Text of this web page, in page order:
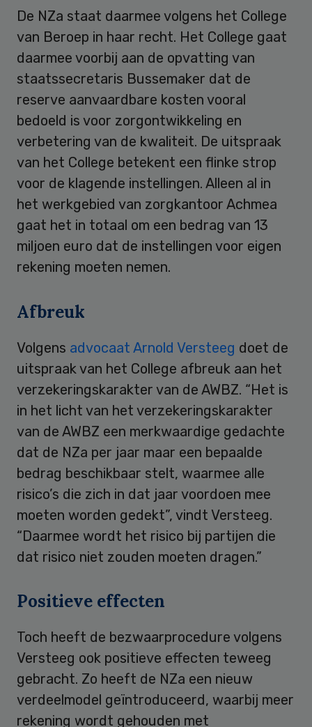
De NZa staat daarmee volgens het College
van Beroep in haar recht. Het College gaat
daarmee voorbij aan de opvatting van
staatssecretaris Bussemaker dat de
reserve aanvaardbare kosten vooral
bedoeld is voor zorgontwikkeling en
verbetering van de kwaliteit. De uitspraak
van het College betekent een flinke strop
voor de klagende instellingen. Alleen al in
het werkgebied van zorgkantoor Achmea
gaat het in totaal om een bedrag van 13
miljoen euro dat de instellingen voor eigen
rekening moeten nemen.
Afbreuk
Volgens advocaat Arnold Versteeg doet de
uitspraak van het College afbreuk aan het
verzekeringskarakter van de AWBZ. “Het is
in het licht van het verzekeringskarakter
van de AWBZ een merkwaardige gedachte
dat de NZa per jaar maar een bepaalde
bedrag beschikbaar stelt, waarmee alle
risico’s die zich in dat jaar voordoen mee
moeten worden gedekt”, vindt Versteeg.
“Daarmee wordt het risico bij partijen die
dat risico niet zouden moeten dragen.”
Positieve effecten
Toch heeft de bezwaarprocedure volgens
Versteeg ook positieve effecten teweeg
gebracht. Zo heeft de NZa een nieuw
verdeelmodel geïntroduceerd, waarbij meer
rekening wordt gehouden met